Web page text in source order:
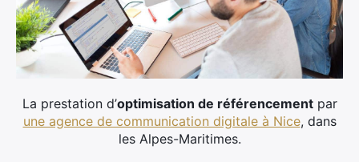
La prestation d’optimisation de référencementpar
une agence de communication digitale à Nice, dans
les Alpes-Maritimes.